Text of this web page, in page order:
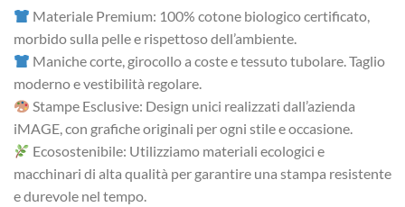
Materiale Premium: 100% cotone biologico certificato,
morbido sulla pelle e rispettoso dell’ambiente.
Maniche corte, girocollo a coste e tessuto tubolare. Taglio
moderno e vestibilità regolare.
Stampe Esclusive: Design unici realizzati dall’azienda
iMAGE, con grafiche originali per ogni stile e occasione.
Ecosostenibile: Utilizziamo materiali ecologici e
macchinari di alta qualità per garantire una stampa resistente
e durevole nel tempo.